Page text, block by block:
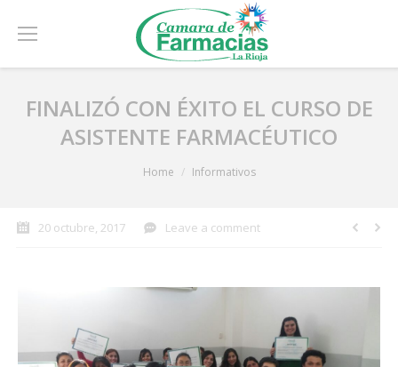
FINALIZÓ CON ÉXITO EL CURSO DE
ASISTENTE FARMACÉUTICO
Home Informativos
20 octubre, 2017 Leave a comment